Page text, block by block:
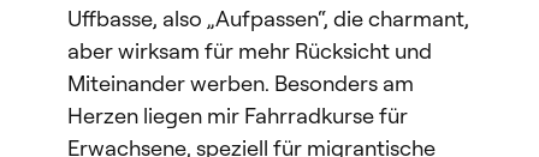
Uffbasse, also „Aufpassen“, die charmant,
aber wirksam für mehr Rücksicht und
Miteinander werben. Besonders am
Herzen liegen mir Fahrradkurse für
Erwachsene, speziell für migrantische